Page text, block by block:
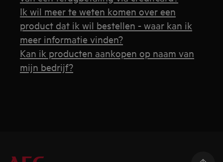
Ik wil meer te weten komen over een
product dat ik wil bestellen - waar kan ik
meer informatie vinden?
Kan ik producten aankopen op naam van
mijn bedrijf?